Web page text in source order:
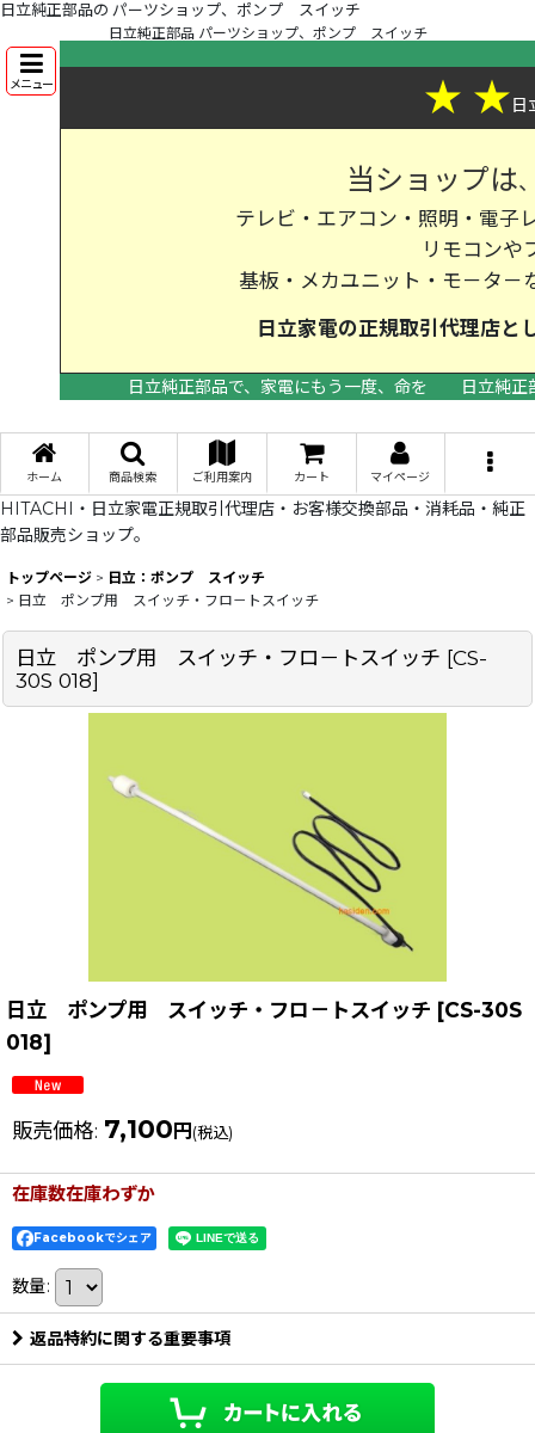
日立純正部品の パーツショップ、ポンプ スイッチ
日立純正部品 パーツショップ、ポンプ スイッチ
メニュー ★ ★日
当ショップは
テレビ・エアコン・照明・電子
リモコンや
基板・メカユニット・モ－タ－
日立家電の正規取引代理店
日立純正部品で、家電にもう一度、命を
日立純
ホーム 商品検索 ご利用案内 カート マイページ
HITACHI・日立家電正規取引代理店・お客様交換部品・消耗品・純正
部品販売ショップ。
トップページ > 日立：ポンプ スイッチ
> 日立 ポンプ用 スイッチ・フロ－トスイッチ
日立 ポンプ用 スイッチ・フロ－トスイッチ [CS-
30S 018]
日立 ポンプ用 スイッチ・フロ－トスイッチ [CS-30S
018]
販売価格: 7,100 円 (税込)
在庫数在庫わずか
Facebookでシェア
数量:
返品特約に関する重要事項